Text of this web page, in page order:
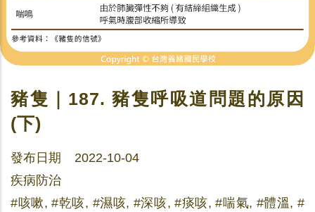
豬隻｜187. 豬隻呼吸道問題的原因
(下)
發布日期 2022-10-04
疾病防治
#咳嗽, #乾咳, #濕咳, #深咳, #痰咳, #喘氣, #體溫, #